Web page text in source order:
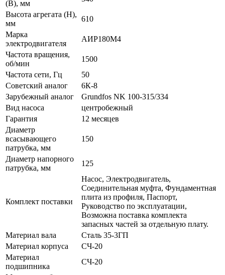
(B), мм
Высота агрегата (H),
мм
610
Марка
электродвигателя
АИР180М4
Частота вращения,
об/мин
1500
Частота сети, Гц
50
Советский аналог
6К-8
Зарубежный аналог
Grundfos NK 100-315/334
Вид насоса
центробежный
Гарантия
12 месяцев
Диаметр
всасывающего
патрубка, мм
150
Диаметр напорного
патрубка, мм
125
Комплект поставки
Насос, Электродвигатель,
Соединительная муфта, Фундаментная
плита из профиля, Паспорт,
Руководство по эксплуатации,
Возможна поставка комплекта
запасных частей за отдельную плату.
Материал вала
Сталь 35-3ГП
Материал корпуса
СЧ-20
Материал
подшипника
СЧ-20